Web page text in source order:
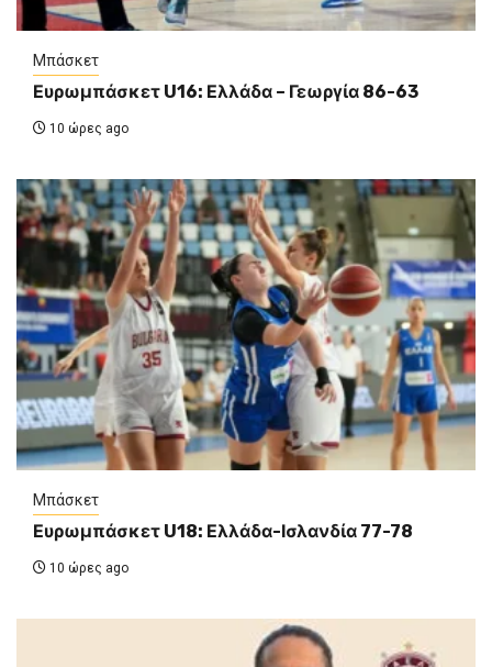
Μπάσκετ
Ευρωμπάσκετ U16: Ελλάδα – Γεωργία 86-63
10 ώρες ago
Μπάσκετ
Ευρωμπάσκετ U18: Ελλάδα-Ισλανδία 77-78
10 ώρες ago